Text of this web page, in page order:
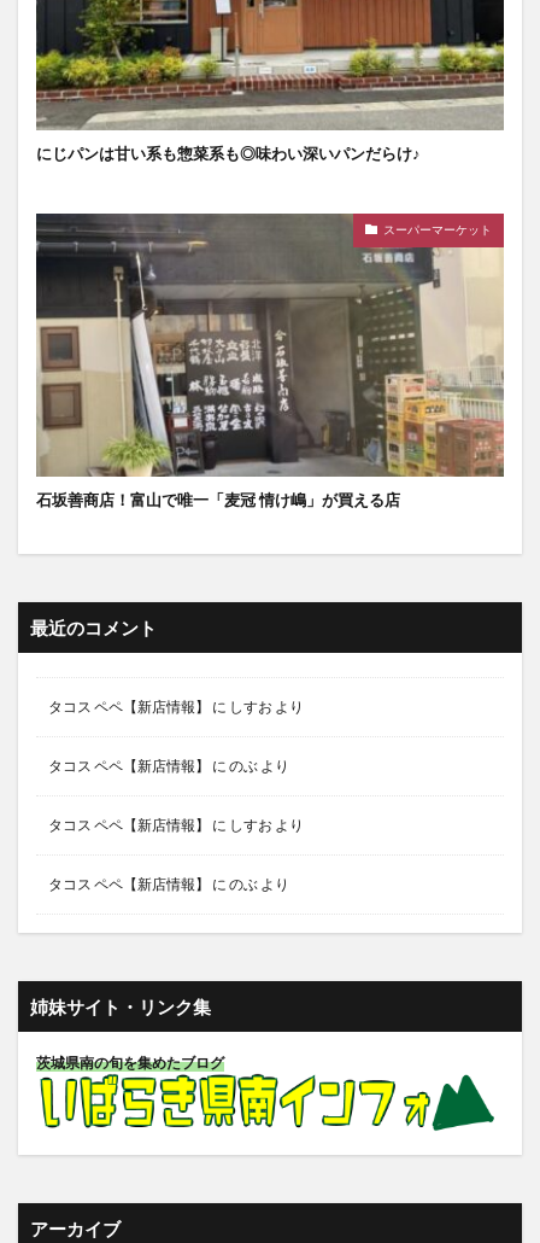
にじパンは甘い系も惣菜系も◎味わい深いパンだらけ♪
スーパーマーケット
石坂善商店！富山で唯一「麦冠 情け嶋」が買える店
最近のコメント
タコス ペペ【新店情報】 に しすお より
タコス ペペ【新店情報】 に のぶ より
タコス ペペ【新店情報】 に しすお より
タコス ペペ【新店情報】 に のぶ より
姉妹サイト・リンク集
茨城県南の旬を集めたブログ
アーカイブ